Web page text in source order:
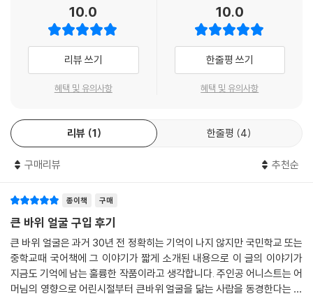
10.0
리뷰 쓰기
혜택 및 유의사항
10.0
한줄평 쓰기
혜택 및 유의사항
리뷰 1 한줄평 4
구매리뷰 추천순
종이책 구매
큰 바위 얼굴 구입 후기
큰 바위 얼굴은 과거 30년 전 정확히는 기억이 나지 않지만 국민학교 또는
중학교때 국어책에 그 이야기가 짧게 소개된 내용으로 이 글의 이야기가
지금도 기억에 남는 훌륭한 작품이라고 생각합니다. 주인공 어니스트는 어
머님의 영향으로 어린시절부터 큰바위 얼굴을 닮는 사람을 동경한다는 이